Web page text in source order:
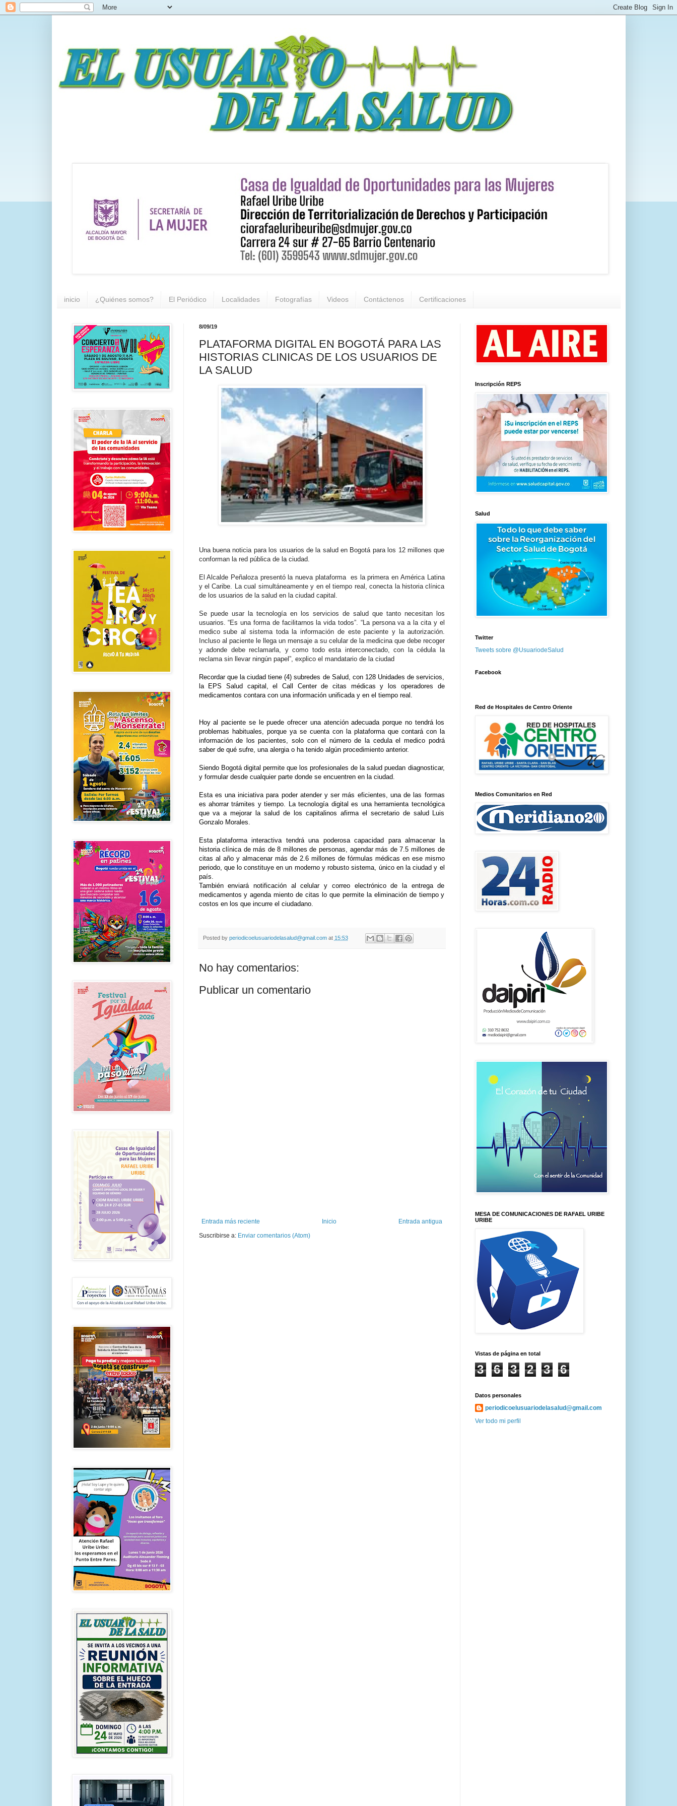
inicio ¿Quiénes somos? El Periódico Localidades Fotografías Videos Contáctenos Certificaciones
8/09/19
PLATAFORMA DIGITAL EN BOGOTÁ PARA LAS
HISTORIAS CLINICAS DE LOS USUARIOS DE
LA SALUD
Una buena noticia para los usuarios de la salud en Bogotá para los 12 millones que
conforman la red pública de la ciudad.
El Alcalde Peñaloza presentó la nueva plataforma
es la primera en América Latina
y el Caribe. La cual simultáneamente y en el tiempo real, conecta la historia clínica
de los usuarios de la salud en la ciudad capital.
Se puede usar la tecnología en los servicios de salud que tanto necesitan los
usuarios. “Es una forma de facilitarnos la vida todos”. “La persona va a la cita y el
medico sube al sistema toda la información de este paciente y la autorización.
Incluso al paciente le llega un mensaje a su celular de la medicina que debe recoger
y adonde debe reclamarla, y como todo esta interconectado, con la cédula la
reclama sin llevar ningún papel”, explico el mandatario de la ciudad
Recordar que la ciudad tiene (4) subredes de Salud, con 128 Unidades de servicios,
la EPS Salud capital, el Call Center de citas médicas y los operadores de
medicamentos contara con una información unificada y en el tiempo real.
Hoy al paciente se le puede ofrecer una atención adecuada porque no tendrá los
problemas habituales, porque ya se cuenta con la plataforma que contará con la
información de los pacientes, solo con el número de la cedula el medico podrá
saber de qué sufre, una alergia o ha tenido algún procedimiento anterior.
Siendo Bogotá digital permite que los profesionales de la salud puedan diagnosticar,
y formular desde cualquier parte donde se encuentren en la ciudad.
Esta es una iniciativa para poder atender y ser más eficientes, una de las formas
es ahorrar trámites y tiempo. La tecnología digital es una herramienta tecnológica
que va a mejorar la salud de los capitalinos afirma el secretario de salud Luis
Gonzalo Morales.
Esta plataforma interactiva tendrá una poderosa capacidad para almacenar la
historia clínica de más de 8 millones de personas, agendar más de 7.5 millones de
citas al año y almacenar más de 2.6 millones de fórmulas médicas en ese mismo
periodo, que lo constituye en un moderno y robusto sistema, único en la ciudad y el
país.
También enviará notificación al celular y correo electrónico de la entrega de
medicamentos y agenda miento de citas lo que permite la eliminación de tiempo y
costos en los que incurre el ciudadano.
Posted by periodicoelusuariodelasalud@gmail.com at 15:53
No hay comentarios:
Publicar un comentario
Entrada más reciente Entrada antigua
Inicio
Suscribirse a: Enviar comentarios (Atom)
Inscripción REPS
Salud
Twitter
Tweets sobre @UsuariodeSalud
Facebook
Red de Hospitales de Centro Oriente
Medios Comunitarios en Red
MESA DE COMUNICACIONES DE RAFAEL URIBE
URIBE
Vistas de página en total
3 6 3 2 3 6
Datos personales
periodicoelusuariodelasalud@gmail.com
Ver todo mi perfil